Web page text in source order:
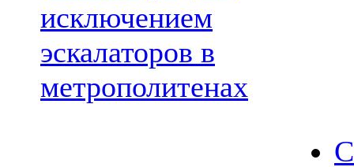
исключением
эскалаторов в
метрополитенах